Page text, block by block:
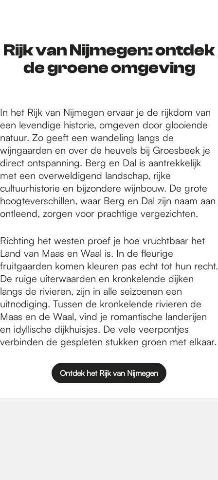
d
h
o
m
e
p
a
g
e
Rijk van Nijmegen: ontdek
de groene omgeving
In het Rijk van Nijmegen ervaar je de rijkdom van
een levendige historie, omgeven door glooiende
natuur. Zo geeft een wandeling langs de
wijngaarden en over de heuvels bij Groesbeek je
direct ontspanning. Berg en Dal is aantrekkelijk
met een overweldigend landschap, rijke
cultuurhistorie en bijzondere wijnbouw. De grote
hoogteverschillen, waar Berg en Dal zijn naam aan
ontleend, zorgen voor prachtige vergezichten.
Richting het westen proef je hoe vruchtbaar het
Land van Maas en Waal is. In de fleurige
fruitgaarden komen kleuren pas echt tot hun recht.
De ruige uiterwaarden en kronkelende dijken
langs de rivieren, zijn in alle seizoenen een
uitnodiging. Tussen de kronkelende rivieren de
Maas en de Waal, vind je romantische landerijen
en idyllische dijkhuisjes. De vele veerpontjes
verbinden de gespleten stukken groen met elkaar.
Ontdek het Rijk van Nijmegen